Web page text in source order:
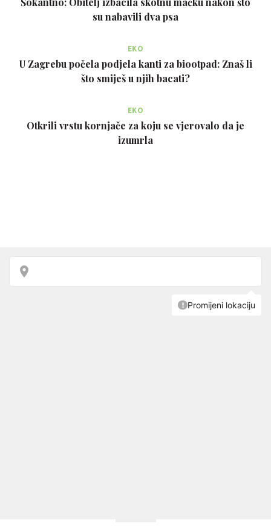
su nabavili dva psa
EKO
U Zagrebu počela podjela kanti za biootpad: Znaš li
što smiješ u njih bacati?
EKO
Otkrili vrstu kornjače za koju se vjerovalo da je
izumrla